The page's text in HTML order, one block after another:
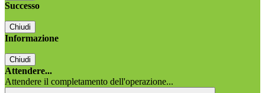
Successo
Chiudi
Informazione
Chiudi
Attendere...
Attendere il completamento dell'operazione...